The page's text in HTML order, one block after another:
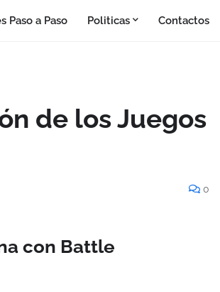
Paso a Paso Politicas Contactos
de los Juegos
0
con Battle